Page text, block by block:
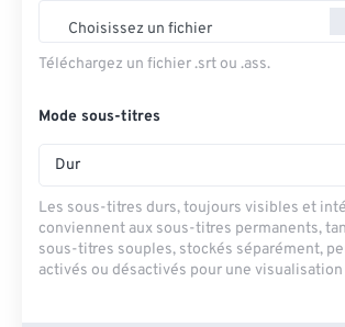
Choisissez un fichier
Téléchargez un fichier .srt ou .ass.
Mode sous-titres
Dur
Les sous-titres durs, toujours visibles et
conviennent aux sous-titres permanents,
sous-titres souples, stockés séparément,
activés ou désactivés pour une